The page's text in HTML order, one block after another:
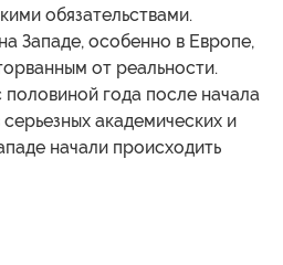
обязательствами.
Западе, особенно в Европе,
от реальности.
года после начала
академических и
начали происходить